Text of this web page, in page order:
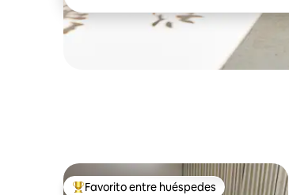
Favorito entre huéspedes